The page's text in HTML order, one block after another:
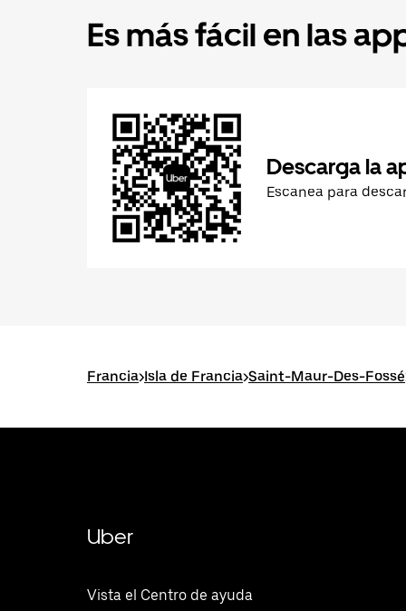
Es más fácil en las
Descarga la
Escanea para
Francia>Isla de Francia>Saint-Maur-Des-Fossé
Uber
Vista el Centro de ayuda